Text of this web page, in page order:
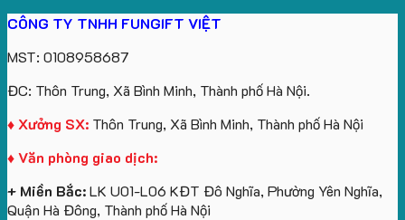
Công
Ty
Lữ
lớn
logo
Trung
số
lượng
lớn
theo
bông
giấy
in
logo
CÔNG TY TNHH FUNGIFT VIỆT
MST: 0108958687
ĐC: Thôn Trung, Xã Bình Minh, Thành phố Hà Nội.
♦ Xưởng SX: Thôn Trung, Xã Bình Minh, Thành phố Hà Nội
♦ Văn phòng giao dịch:
+ Miền Bắc:LK U01-L06 KĐT Đô Nghĩa, Phường Yên Nghĩa,
Quận Hà Đông, Thành phố Hà Nội